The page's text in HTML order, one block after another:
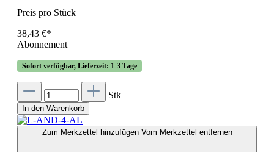
Preis pro Stück
38,43 €*
Abonnement
Sofort verfügbar, Lieferzeit: 1-3 Tage
Stk
In den Warenkorb
Zum Merkzettel hinzufügen Vom Merkzettel entfernen